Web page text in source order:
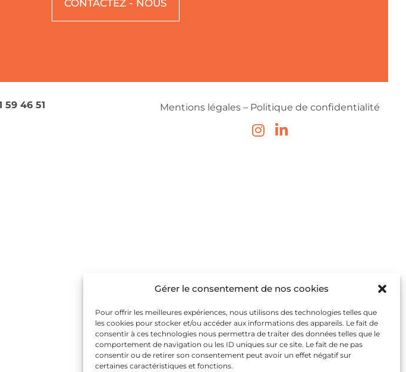
Gérer le consentement de nos cookies
Pour offrir les meilleures expériences, nous utilisons des technologies telles que
les cookies pour stocker et/ou accéder aux informations des appareils. Le fait de
consentir à ces technologies nous permettra de traiter des données telles que le
comportement de navigation ou les ID uniques sur ce site. Le fait de ne pas
consentir ou de retirer son consentement peut avoir un effet négatif sur
certaines caractéristiques et fonctions.
CONTACTEZ - NOUS
59 46 51 Mentions légales – Politique de confidentialité